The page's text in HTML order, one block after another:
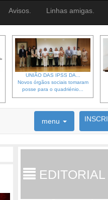
Avisos. Linhas amigas.
UNIÃO DAS IPSS DA...
Novos órgãos sociais tomaram
posse para o quadriénio...
menu
6692
EDITORIAL